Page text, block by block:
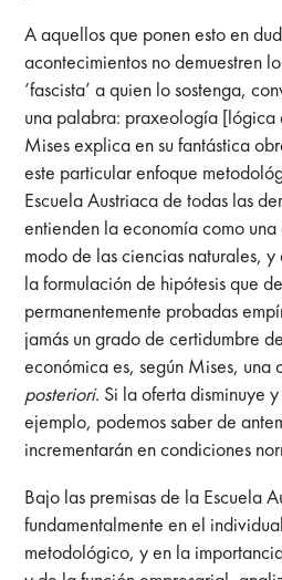
A aquellos que ponen esto en
acontecimientos no demuestren
‘fascista’ a quien lo sostenga,
una palabra: praxeología [lógica
Mises explica en su fantástica
este particular enfoque
Escuela Austriaca de todas las
entienden la economía como
modo de las ciencias naturales,
la formulación de hipótesis que
permanentemente probadas
jamás un grado de certidumbre
económica es, según Mises, una
posteriori. Si la oferta disminuye
ejemplo, podemos saber de
incrementarán en condiciones
Bajo las premisas de la Escuela
fundamentalmente en el
metodológico, y en la